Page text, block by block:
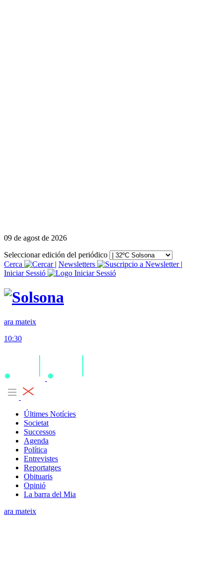
09 de agost de 2026
Seleccionar edición del periódico
Cerca
| Newsletters
|
Iniciar Sessió
ara mateix
10:30
Últimes Notícies
Societat
Successos
Agenda
Política
Entrevistes
Reportatges
Obituaris
Opinió
La barra del Mia
ara mateix